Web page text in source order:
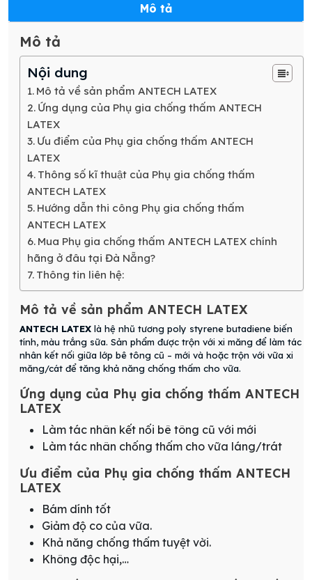
Mô tả
Mô tả
Nội dung
Mô tả về sản phẩm ANTECH LATEX
Ứng dụng của Phụ gia chống thấm ANTECH
LATEX
Ưu điểm của Phụ gia chống thấm ANTECH
LATEX
Thông số kĩ thuật của Phụ gia chống thấm
ANTECH LATEX
Hướng dẫn thi công Phụ gia chống thấm
ANTECH LATEX
Mua Phụ gia chống thấm ANTECH LATEX chính
hãng ở đâu tại Đà Nẵng?
Thông tin liên hệ:
Mô tả về sản phẩm ANTECH LATEX
ANTECH LATEX là hệ nhũ tương poly styrene butadiene biến
tính, màu trắng sữa. Sản phẩm được trộn với xi măng để làm tác
nhân kết nối giữa lớp bê tông cũ – mới và hoặc trộn với vữa xi
măng/cát để tăng khả năng chống thấm cho vữa.
Ứng dụng của Phụ gia chống thấm ANTECH
LATEX
Làm tác nhân kết nối bê tông cũ với mới
Làm tác nhân chống thấm cho vữa láng/trát
Ưu điểm của Phụ gia chống thấm ANTECH
LATEX
Bám dính tốt
Giảm độ co của vữa.
Khả năng chống thấm tuyệt vời.
Không độc hại,…